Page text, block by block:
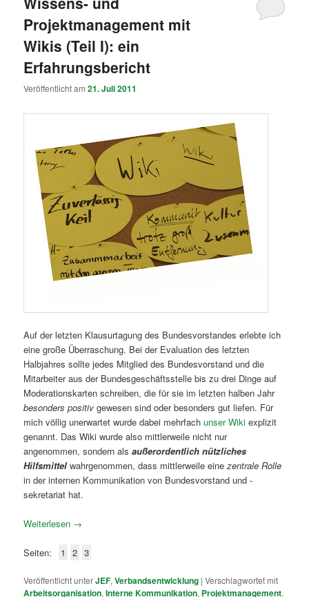
Projektmanagement mit
Wikis (Teil I): ein
Erfahrungsbericht
Veröffentlicht am21. Juli 2011
Auf der letzten Klausurtagung des Bundesvorstandes erlebte ich
eine große Überraschung. Bei der Evaluation des letzten
Halbjahres sollte jedes Mitglied des Bundesvorstand und die
Mitarbeiter aus der Bundesgeschäftsstelle bis zu drei Dinge auf
Moderationskarten schreiben, die für sie im letzten halben Jahr
besonders positiv gewesen sind oder besonders gut liefen. Für
mich völlig unerwartet wurde dabei mehrfachunser Wiki explizit
genannt. Das Wiki wurde also mittlerweile nicht nur
angenommen, sondern alsaußerordentlich nützliches
Hilfsmittel wahrgenommen, dass mittlerweile einezentrale Rolle
in der internen Kommunikation von Bundesvorstand und -
sekretariat hat.
Weiterlesen →
Seiten: 1 2 3
Veröffentlicht unterJEF,Verbandsentwicklung |Verschlagwortet mit
Arbeitsorganisation,Interne Kommunikation, Projektmanagement,